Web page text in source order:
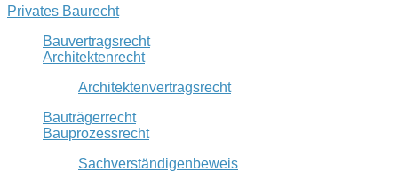
Privates Baurecht
Bauvertragsrecht
Architektenrecht
Architektenvertragsrecht
Bauträgerrecht
Bauprozessrecht
Sachverständigenbeweis